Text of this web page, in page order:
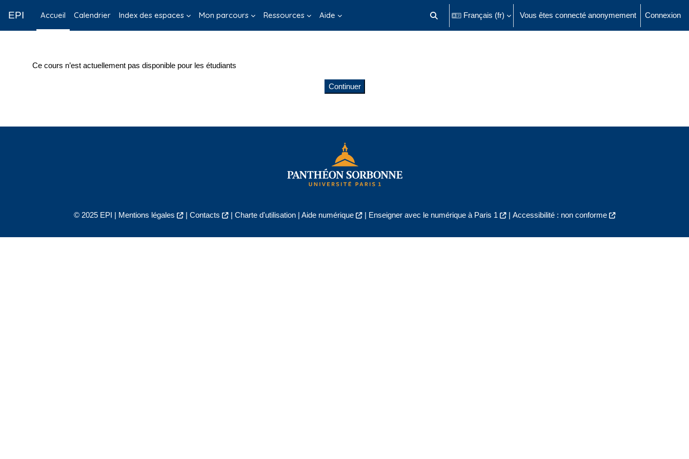
EPI Accueil Calendrier Index des espaces Mon parcours Ressources Aide Activer/désactiver la saisie de recherche
Français ‎(fr)‎ Vous êtes connecté anonymement Connexion
Ce cours n’est actuellement pas disponible pour les étudiants
Continuer
© 2025 EPI | Mentions légales | Contacts | Charte d'utilisation| Aide numérique | Enseigner avec le numérique à Paris 1 | Accessibilité : non conforme